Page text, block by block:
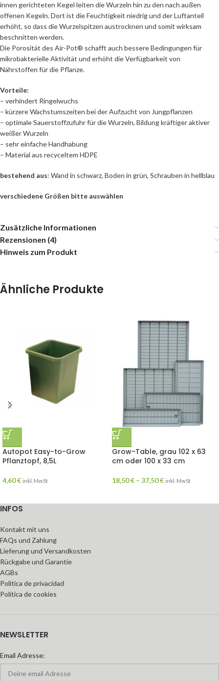
innen gerichteten Kegel leiten die Wurzeln hin zu den nach außen
offenen Kegeln. Dort ist die Feuchtigkeit niedrig und der Luftanteil
erhöht, so dass die Wurzelspitzen austrocknen und somit wirksam
beschnitten werden.
Die Porosität des Air-Pot® schafft auch bessere Bedingungen für
mikrobakterielle Aktivität und erhöht die Verfügbarkeit von
Nährstoffen für die Pflanze.
Vorteile:
– verhindert Ringelwuchs
– kürzere Wachstumszeiten bei der Aufzucht von Jungpflanzen
– optimale Sauerstoffzufuhr für die Wurzeln, Bildung kräftiger aktiver
weißer Wurzeln
– sehr einfache Handhabung
– Material aus recyceltem HDPE
bestehend aus: Wand in schwarz, Boden in grün, Schrauben in hellblau
verschiedene Größen bitte auswählen
Zusätzliche Informationen
Rezensionen (4)
Hinweis zum Produkt
Ähnliche Produkte
Autopot Easy-to-Grow
Pflanztopf, 8,5L
4,60€ inkl. MwSt
Grow-Table, grau 102 x 63
cm oder 100 x 33 cm
18,50€ – 37,50€ inkl. MwSt
INFOS
Kontakt mit uns
FAQs und Zahlung
Lieferung und Versandkosten
Rückgabe und Garantie
AGBs
Política de privacidad
Política de cookies
NEWSLETTER
Email Adresse: